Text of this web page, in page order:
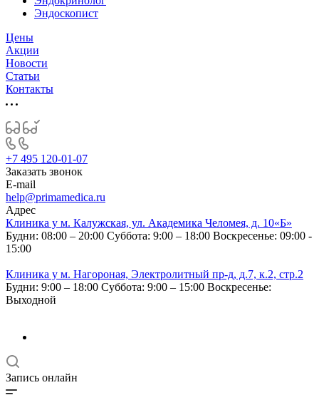
Эндоскопист
Цены
Акции
Новости
Статьи
Контакты
+7 495 120-01-07
Заказать звонок
E-mail
help@primamedica.ru
Адрес
Клиника у м. Калужская, ул. Академика Челомея, д. 10«Б»
Будни: 08:00 – 20:00 Суббота: 9:00 – 18:00 Воскресенье: 09:00 -
15:00
Клиника у м. Нагороная, Электролитный пр-д, д.7, к.2, стр.2
Будни: 9:00 – 18:00 Суббота: 9:00 – 15:00 Воскресенье:
Выходной
Запись онлайн